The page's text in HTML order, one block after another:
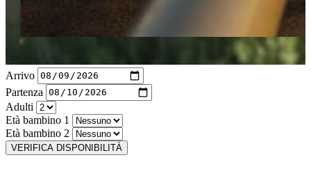
Arrivo
Partenza
Adulti
Età bambino 1
Età bambino 2
VERIFICA DISPONIBILITÀ